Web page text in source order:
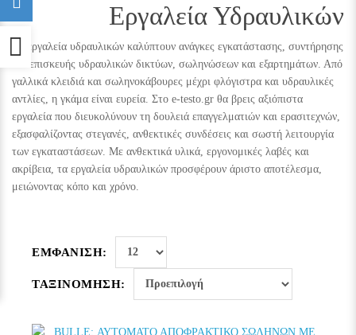
Εργαλεία Υδραυλικών
Τα εργαλεία υδραυλικών καλύπτουν ανάγκες εγκατάστασης, συντήρησης
και επισκευής υδραυλικών δικτύων, σωληνώσεων και εξαρτημάτων. Από
γαλλικά κλειδιά και σωληνοκάβουρες μέχρι φλόγιστρα και υδραυλικές
αντλίες, η γκάμα είναι ευρεία. Στο e-testo.gr θα βρεις αξιόπιστα
εργαλεία που διευκολύνουν τη δουλειά επαγγελματιών και ερασιτεχνών,
εξασφαλίζοντας στεγανές, ανθεκτικές συνδέσεις και σωστή λειτουργία
των εγκαταστάσεων. Με ανθεκτικά υλικά, εργονομικές λαβές και
ακρίβεια, τα εργαλεία υδραυλικών προσφέρουν άριστο αποτέλεσμα,
μειώνοντας κόπο και χρόνο.
ΕΜΦΑΝΙΣΗ:
ΤΑΞΙΝΟΜΗΣΗ:
Προσβασιμότητα